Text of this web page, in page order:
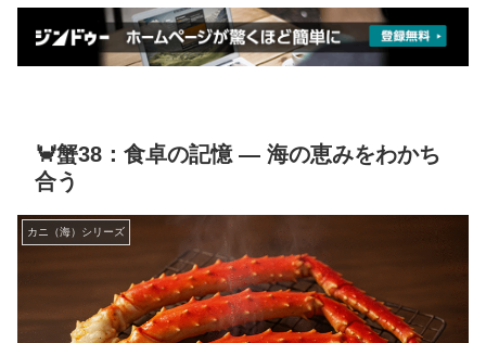
🦀蟹38：食卓の記憶 ― 海の恵みをわかち
合う
カニ（海）シリーズ